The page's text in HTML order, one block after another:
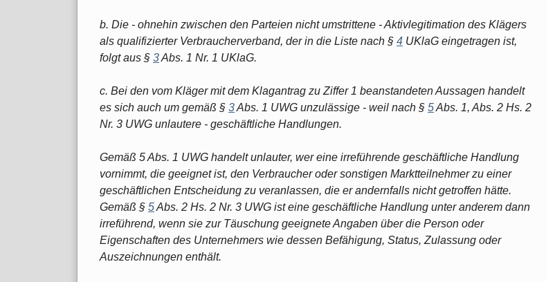
b. Die - ohnehin zwischen den Parteien nicht umstrittene - Aktivlegitimation des Klägers
als qualifizierter Verbraucherverband, der in die Liste nach § 4 UKlaG eingetragen ist,
folgt aus § 3Abs. 1 Nr. 1 UKlaG.
c. Bei den vom Kläger mit dem Klagantrag zu Ziffer 1 beanstandeten Aussagen handelt
es sich auch um gemäß § 3Abs. 1 UWG unzulässige - weil nach § 5Abs. 1, Abs. 2 Hs. 2
Nr. 3 UWG unlautere - geschäftliche Handlungen.
Gemäß 5 Abs. 1 UWG handelt unlauter, wer eine irreführende geschäftliche Handlung
vornimmt, die geeignet ist, den Verbraucher oder sonstigen Marktteilnehmer zu einer
geschäftlichen Entscheidung zu veranlassen, die er andernfalls nicht getroffen hätte.
Gemäß § 5Abs. 2 Hs. 2 Nr. 3 UWG ist eine geschäftliche Handlung unter anderem dann
irreführend, wenn sie zur Täuschung geeignete Angaben über die Person oder
Eigenschaften des Unternehmers wie dessen Befähigung, Status, Zulassung oder
Auszeichnungen enthält.